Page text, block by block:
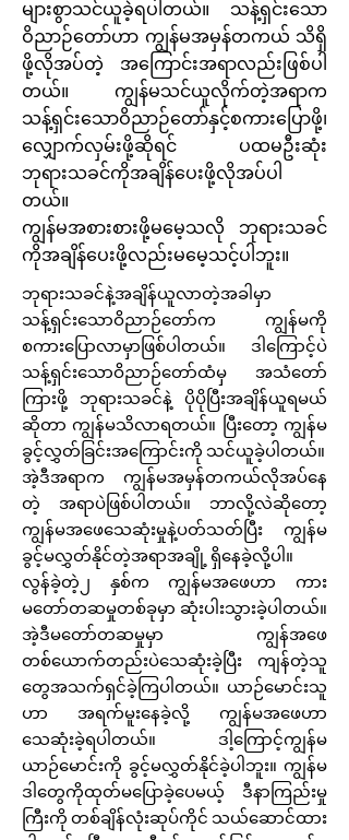
များစွာသင်ယူခဲ့ရပါတယ်။ သန့်ရှင်းသော
ဝိညာဉ်တော်ဟာ ကျွန်မအမှန်တကယ် သိရှိ
ဖို့လိုအပ်တဲ့ အကြောင်းအရာလည်းဖြစ်ပါ
တယ်။ ကျွန်မသင်ယူလိုက်တဲ့အရာက
သန့်ရှင်းသောဝိညာဉ်တော်နှင့်စကားပြောဖို့၊
လျှောက်လှမ်းဖို့ဆိုရင် ပထမဦးဆုံး
ဘုရားသခင်ကိုအချိန်ပေးဖို့လိုအပ်ပါ
တယ်။
ကျွန်မအစားစားဖို့မမေ့သလို ဘုရားသခင်
ကိုအချိန်ပေးဖို့လည်းမမေ့သင့်ပါဘူး။
ဘုရားသခင်နဲ့အချိန်ယူလာတဲ့အခါမှာ
သန့်ရှင်းသောဝိညာဉ်တော်က ကျွန်မကို
စကားပြောလာမှာဖြစ်ပါတယ်။ ဒါကြောင့်ပဲ
သန့်ရှင်းသောဝိညာဉ်တော်ထံမှ အသံတော်
ကြားဖို့ ဘုရားသခင်နဲ့ ပိုပိုပြီးအချိန်ယူရမယ်
ဆိုတာ ကျွန်မသိလာရတယ်။ ပြီးတော့ ကျွန်မ
ခွင့်လွှတ်ခြင်းအကြောင်းကို သင်ယူခဲ့ပါတယ်။
အဲ့ဒီအရာက ကျွန်မအမှန်တကယ်လိုအပ်နေ
တဲ့ အရာပဲဖြစ်ပါတယ်။ ဘာလို့လဲဆိုတော့
ကျွန်မအဖေသေဆုံးမှုနဲ့ပတ်သတ်ပြီး ကျွန်မ
ခွင့်မလွှတ်နိုင်တဲ့အရာအချို့ ရှိနေခဲ့လို့ပါ။
လွန်ခဲ့တဲ့၂ နှစ်က ကျွန်မအဖေဟာ ကား
မတော်တဆမှုတစ်ခုမှာ‌ ဆုံးပါးသွားခဲ့ပါတယ်။
အဲ့ဒီမတော်တဆမှုမှာ ကျွန်အဖေ
တစ်ယောက်တည်းပဲသေဆုံးခဲ့ပြီး ကျန်တဲ့သူ
တွေအသက်ရှင်ခဲ့ကြပါတယ်။ ယာဉ်မောင်းသူ
ဟာ အရက်မူးနေခဲ့လို့ ကျွန်မအဖေဟာ
သေဆုံးခဲ့ရပါတယ်။ ဒါ့ကြောင့်ကျွန်မ
ယာဉ်မောင်းကို ခွင့်မလွှတ်နိုင်ခဲ့ပါဘူး။ ကျွန်မ
ဒါတွေကိုထုတ်မပြောခဲ့ပေမယ့် ဒီနာကြည်းမှု
ကြီးကို တစ်ချိန်လုံးဆုပ်ကိုင် သယ်ဆောင်ထား